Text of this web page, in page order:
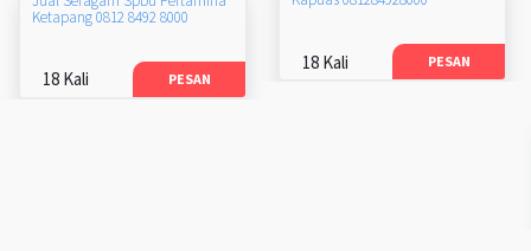
18 Kali PESAN
Ketapang 0812 8492 8000
18 Kali PESAN